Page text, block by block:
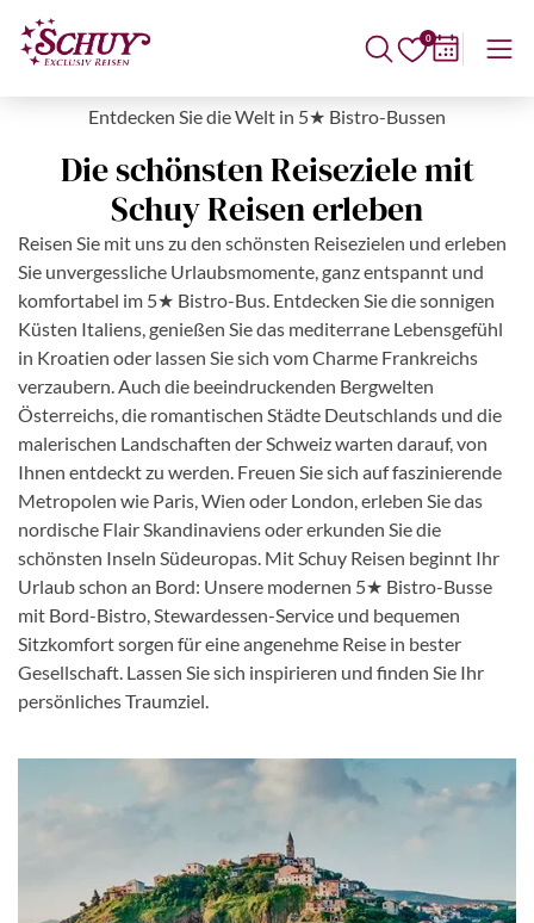
0
Entdecken Sie die Welt in 5★ Bistro-Bussen
Die schönsten Reiseziele mit
Schuy Reisen erleben
Reisen Sie mit uns zu den schönsten Reisezielen und erleben
Sie unvergessliche Urlaubsmomente, ganz entspannt und
komfortabel im 5★ Bistro-Bus. Entdecken Sie die sonnigen
Küsten Italiens, genießen Sie das mediterrane Lebensgefühl
in Kroatien oder lassen Sie sich vom Charme Frankreichs
verzaubern. Auch die beeindruckenden Bergwelten
Österreichs, die romantischen Städte Deutschlands und die
malerischen Landschaften der Schweiz warten darauf, von
Ihnen entdeckt zu werden. Freuen Sie sich auf faszinierende
Metropolen wie Paris, Wien oder London, erleben Sie das
nordische Flair Skandinaviens oder erkunden Sie die
schönsten Inseln Südeuropas. Mit Schuy Reisen beginnt Ihr
Urlaub schon an Bord: Unsere modernen 5★ Bistro-Busse
mit Bord-Bistro, Stewardessen-Service und bequemen
Sitzkomfort sorgen für eine angenehme Reise in bester
Gesellschaft. Lassen Sie sich inspirieren und finden Sie Ihr
persönliches Traumziel.